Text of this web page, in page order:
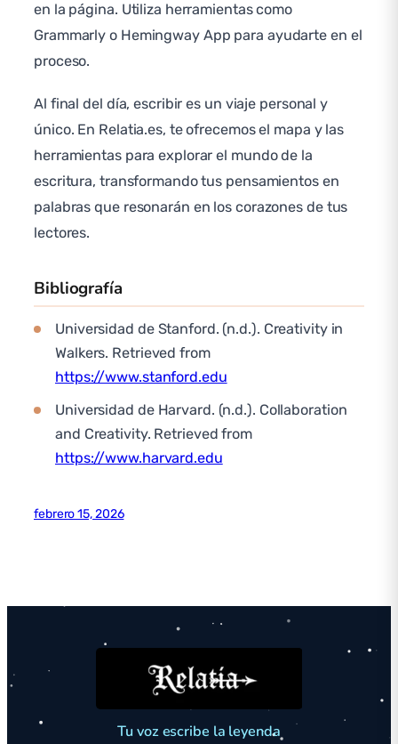
en la página. Utiliza herramientas como
Grammarly o Hemingway App para ayudarte en el
proceso.
Al final del día, escribir es un viaje personal y
único. En Relatia.es, te ofrecemos el mapa y las
herramientas para explorar el mundo de la
escritura, transformando tus pensamientos en
palabras que resonarán en los corazones de tus
lectores.
Bibliografía
Universidad de Stanford. (n.d.). Creativity in
Walkers. Retrieved from
https://www.stanford.edu
Universidad de Harvard. (n.d.). Collaboration
and Creativity. Retrieved from
https://www.harvard.edu
febrero 15, 2026
Tu voz escribe la leyenda